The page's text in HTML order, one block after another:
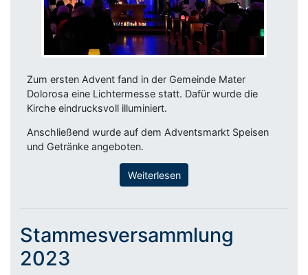
Zum ersten Advent fand in der Gemeinde Mater
Dolorosa eine Lichtermesse statt. Dafür wurde die
Kirche eindrucksvoll illuminiert.
Anschließend wurde auf dem Adventsmarkt Speisen
und Getränke angeboten.
Weiterlesen
Stammesversammlung
2023